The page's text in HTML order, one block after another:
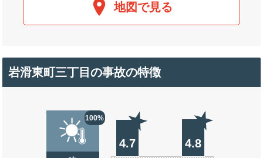
地図で見る
岩滑東町三丁目の事故の特徴
100%
4.7 4.8